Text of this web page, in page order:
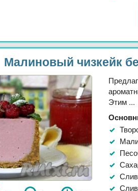
Малиновый чизкейк
Этим ...